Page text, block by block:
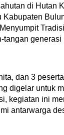
di Hutan
tangan generasi
dan 3
digelar untuk
kegiatan ini
antarwarga